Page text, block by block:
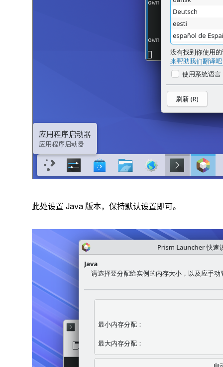
此处设置 Java 版本，保持默认设置即可。